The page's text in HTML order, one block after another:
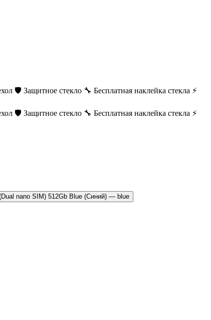
🛡️ Защитное стекло 🔧 Бесплатная наклейка стекла ⚡
🛡️ Защитное стекло 🔧 Бесплатная наклейка стекла ⚡